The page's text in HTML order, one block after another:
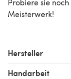
Probiere sie
Meisterwerk!
Hersteller
Handarbeit